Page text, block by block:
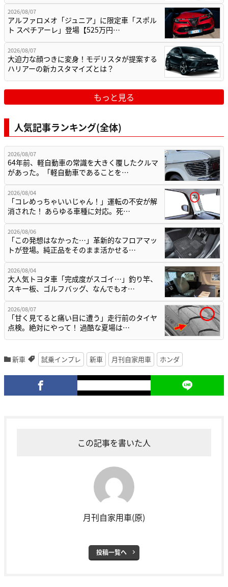
2026/08/07
アルファロメオ「ジュニア」に限定車「スポル
ト スペチアーレ」登場【525万円…
2026/08/07
大迫力な顔つきに変身！モデリスタが提案する
ハリアーの新カスタマイズとは？
もっと見る
人気記事ランキング(全体)
2026/08/07
64年前、軽自動車の常識を大きく覆したクルマ
があった。「軽自動車であることを…
2026/08/04
「コレめっちゃいいじゃん！」運転の不安が解
消された！ あらゆる車種に対応。死…
2026/08/06
「この発想はなかった…」革新的なフロアマッ
トが登場。純正品をそのまま活かせる…
2026/08/04
大人気トヨタ車「完成度がスゴイ…」釣り竿、
スキー板、ゴルフバッグ、なんでもオ…
2026/08/07
「甘く見てると痛い目に遭う」走行前のタイヤ
点検。絶対にやって！ 過酷な夏場は…
新車 試乗インプレ 新車 月刊自家用車 ホンダ
この記事を書いた人
月刊自家用車(原)
投稿一覧へ